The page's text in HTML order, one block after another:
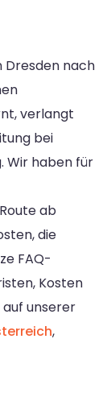
Dresden nach
verlangt
bei
Wir haben für
ab
die
FAQ-
Kosten
unserer
,